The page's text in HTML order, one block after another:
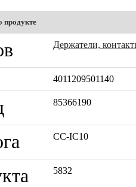
продукте
Держатели,
4011209501140
85366190
CC-IC10
5832